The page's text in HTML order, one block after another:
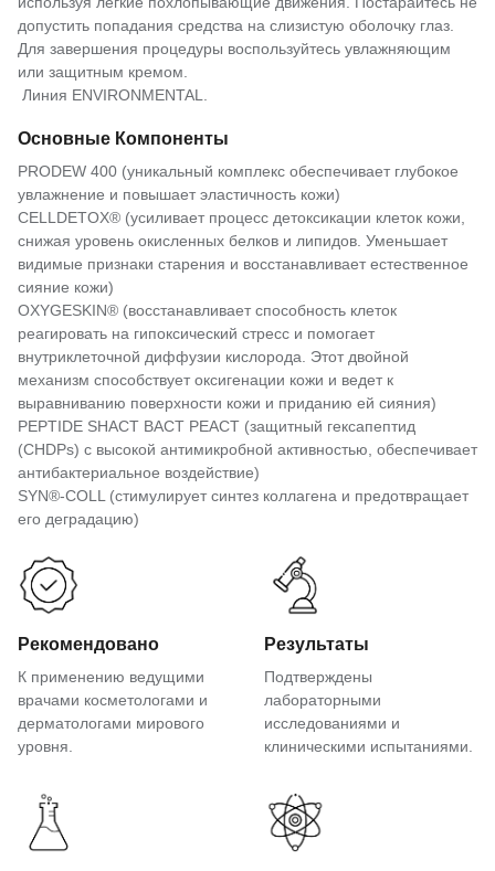
допустить попадания средства на слизистую оболочку глаз.
Для завершения процедуры воспользуйтесь увлажняющим
или защитным кремом.
Линия ENVIRONMENTAL.
Основные Компоненты
PRODEW 400 (уникальный комплекс обеспечивает глубокое
увлажнение и повышает эластичность кожи)
CELLDETOX® (усиливает процесс детоксикации клеток кожи,
снижая уровень окисленных белков и липидов. Уменьшает
видимые признаки старения и восстанавливает естественное
сияние кожи)
OXYGESKIN® (восстанавливает способность клеток
реагировать на гипоксический стресс и помогает
внутриклеточной диффузии кислорода. Этот двойной
механизм способствует оксигенации кожи и ведет к
выравниванию поверхности кожи и приданию ей сияния)
PEPTIDE SHACT ВАСТ РЕАСТ (защитный гексапептид
(CHDPs) с высокой антимикробной активностью, обеспечивает
антибактериальное воздействие)
SYN®-COLL (стимулирует синтез коллагена и предотвращает
его деградацию)
Рекомендовано
К применению ведущими
врачами косметологами и
дерматологами мирового
уровня.
Результаты
Подтверждены
лабораторными
исследованиями и
клиническими испытаниями.